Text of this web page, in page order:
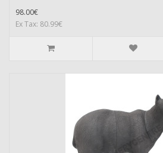
98.00€
Ex Tax: 80.99€